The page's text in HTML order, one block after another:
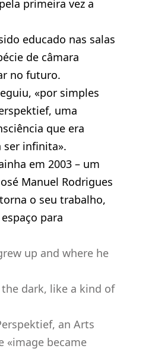
primeira vez a
educado nas salas
de câmara
no futuro.
«por simples
uma
que era
ser infinita».
em 2003 – um
Manuel Rodrigues
o seu trabalho,
para
up and where he
dark, like a kind of
an Arts
«image became